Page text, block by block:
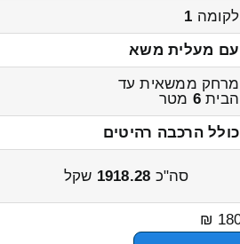
לקומה 1
עם מעלית משא
מרחק ממשאית עד
הבית6 מטר
כולל הרכבה רהיטים
סה"כ 1918.28 שקל